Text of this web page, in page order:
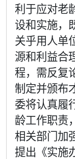
利于应对老
设和实施，
关乎用人单
源和利益合
程，需反复
制定并颁布
委将认真履
龄工作职责
相关部门加
提出《实施